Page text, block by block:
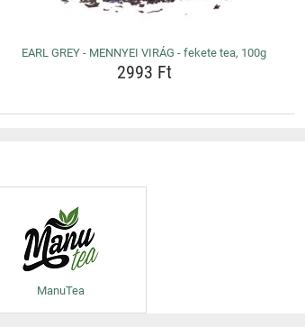
EARL GREY - MENNYEI VIRÁG - fekete tea, 100g
2993 Ft
ManuTea